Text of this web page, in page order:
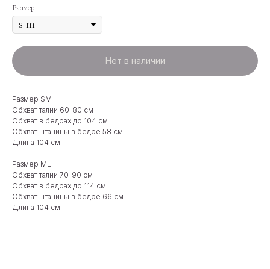
Размер
Нет в наличии
Размер SM
Обхват талии 60-80 см
Обхват в бедрах до 104 см
Обхват штанины в бедре 58 см
Длина 104 см
Размер ML
Обхват талии 70-90 см
Обхват в бедрах до 114 см
Обхват штанины в бедре 66 см
Длина 104 см